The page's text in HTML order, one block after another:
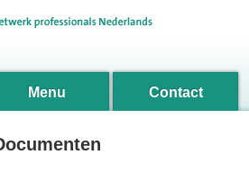
Menu Contact